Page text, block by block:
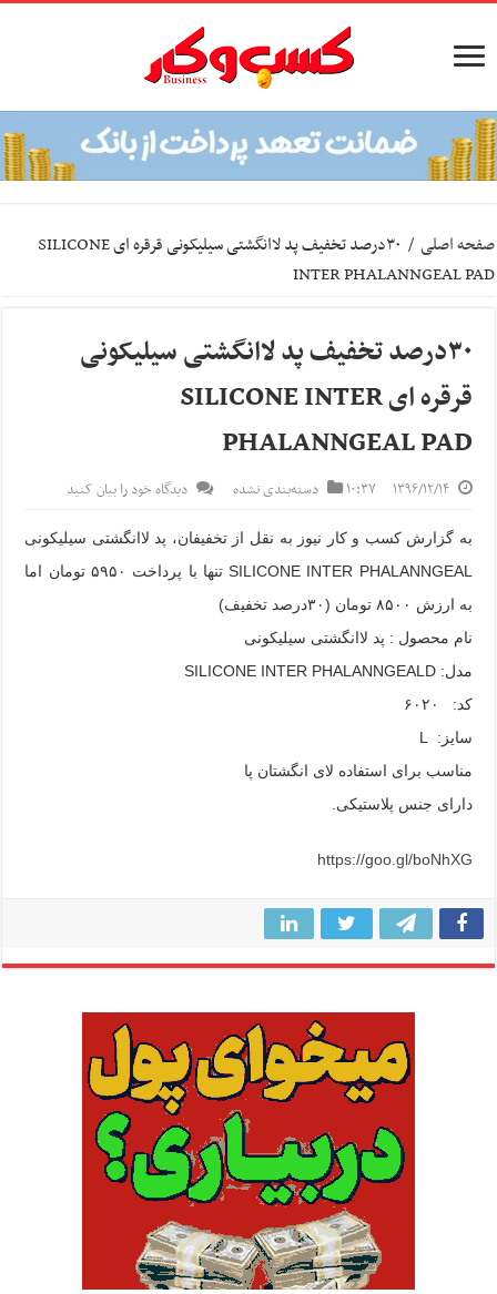
صفحه اصلی /
۳۰درصد تخفیف پد لاانگشتی سیلیکونی قرقره ای SILICONE
INTER PHALANNGEAL PAD
۳۰درصد تخفیف پد لاانگشتی سیلیکونی
قرقره ای SILICONE INTER
PHALANNGEAL PAD
۱۳۹۶/۱۲/۱۴ ۱۰:۳۷ دسته‌بندی نشده دیدگاه خود را بیان کنید
به گزارش کسب و کار نیوز به نقل از تخفیفان، پد لاانگشتی سیلیکونی
SILICONE INTER PHALANNGEAL تنها با پرداخت ۵۹۵۰ تومان اما
به ارزش ۸۵۰۰ تومان (۳۰درصد تخفیف)
نام محصول :‌ پد لاانگشتی سیلیکونی
مدل: SILICONE INTER PHALANNGEALD
کد: ۶۰۲۰
سایز: L
مناسب برای استفاده لای انگشتان پا
دارای جنس پلاستیکی.
https://goo.gl/boNhXG